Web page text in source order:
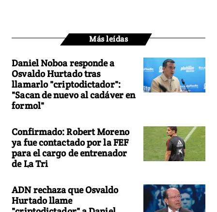
Más leídas
Daniel Noboa responde a
Osvaldo Hurtado tras
llamarlo "criptodictador":
"Sacan de nuevo al cadáver en
formol"
Confirmado: Robert Moreno
ya fue contactado por la FEF
para el cargo de entrenador
de La Tri
ADN rechaza que Osvaldo
Hurtado llame